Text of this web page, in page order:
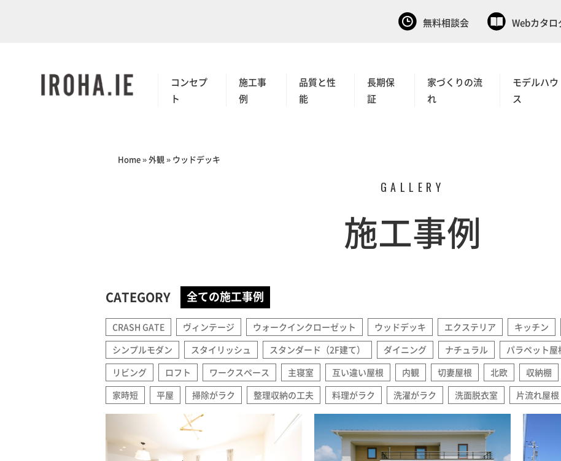
無料相談会 Webカタロ
コンセプ
ト
施工事
例
品質と性
能
長期保
証
家づくりの流
れ
モデルハウ
ス
Home»外観» ウッドデッキ
GALLERY
施工事例
CATEGORY 全ての施工事例
CRASH GATE ヴィンテージ ウォークインクローゼット ウッドデッキ エクステリア キッチン
シンプルモダン
スタイリッシュ スタンダード（2F建て） ダイニング ナチュラル パラペット屋
リビング
ロフト ワークスペース 主寝室 互い違い屋根 内観 切妻屋根 北欧 収納棚
家時短
平屋 掃除がラク 整理収納の工夫 料理がラク 洗濯がラク 洗面脱衣室 片流れ屋根